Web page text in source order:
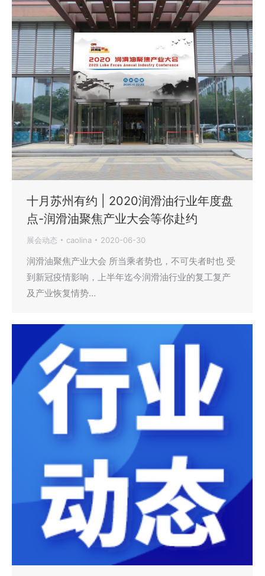
十月苏州有约 | 2020润滑油行业年度盘
点-润滑油聚焦产业大会等你赴约
展会动态 caolina 2020-06-30
润滑油聚焦产业大会 所当乘者势也，不可失者时也 受
到新冠疫情影响，上半年迄今润滑油行业的复工复产
及产业恢复情势…